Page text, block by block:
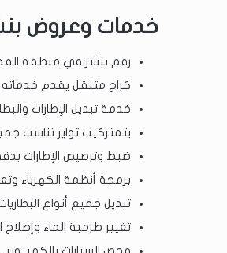
خدمات وعروض
رقم بنشر في منطقة
كراج متنقل يقدم
خدمة تبديل الإطارات
يتمتركيب تواير تناسب
ضبط وترصيص الإطارات
برمجة أنظمة الكهرباء
تبديل جميع أنواع
تغيير طرمبة الماء